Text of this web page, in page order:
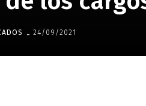
- 24/09/2021